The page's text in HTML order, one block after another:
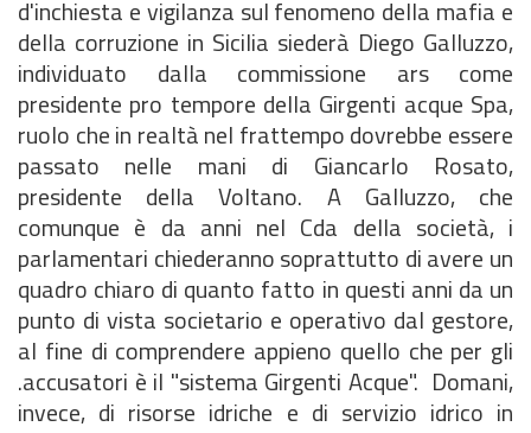
d'inchiesta e vigilanza sul fenomeno della mafia e
della corruzione in Sicilia siederà Diego Galluzzo,
individuato dalla commissione ars come
presidente pro tempore della Girgenti acque Spa,
ruolo che in realtà nel frattempo dovrebbe essere
passato nelle mani di Giancarlo Rosato,
presidente della Voltano. A Galluzzo, che
comunque è da anni nel Cda della società, i
parlamentari chiederanno soprattutto di avere un
quadro chiaro di quanto fatto in questi anni da un
punto di vista societario e operativo dal gestore,
al fine di comprendere appieno quello che per gli
.accusatori è il "sistema Girgenti Acque". Domani,
invece, di risorse idriche e di servizio idrico in